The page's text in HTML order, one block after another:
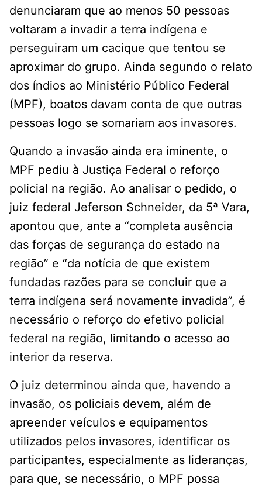
denunciaram que ao menos 50 pessoas
voltaram a invadir a terra indígena e
perseguiram um cacique que tentou se
aproximar do grupo. Ainda segundo o relato
dos índios ao Ministério Público Federal
(MPF), boatos davam conta de que outras
pessoas logo se somariam aos invasores.
Quando a invasão ainda era iminente, o
MPF pediu à Justiça Federal o reforço
policial na região. Ao analisar o pedido, o
juiz federal Jeferson Schneider, da 5ª Vara,
apontou que, ante a “completa ausência
das forças de segurança do estado na
região” e “da notícia de que existem
fundadas razões para se concluir que a
terra indígena será novamente invadida”, é
necessário o reforço do efetivo policial
federal na região, limitando o acesso ao
interior da reserva.
O juiz determinou ainda que, havendo a
invasão, os policiais devem, além de
apreender veículos e equipamentos
utilizados pelos invasores, identificar os
participantes, especialmente as lideranças,
para que, se necessário, o MPF possa